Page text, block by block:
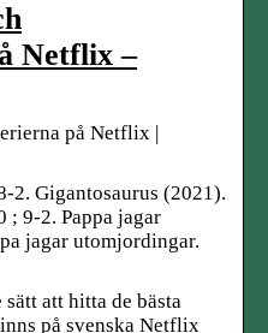
Netflix –
på Netflix |
2. Gigantosaurus (2021).
; 9-2. Pappa jagar
jagar utomjordingar.
att hitta de bästa
på svenska Netflix